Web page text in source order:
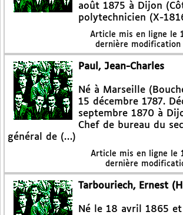
août 1875 à Dijon
polytechnicien (X-
Article mis en ligne le
dernière
Paul, Jean-Charles
Né à Marseille
15 décembre 1787.
septembre 1870 à
Chef de bureau du
général de (…)
Article mis en ligne le
dernière
Tarbouriech, Ernest
Né le 18 avril 1865